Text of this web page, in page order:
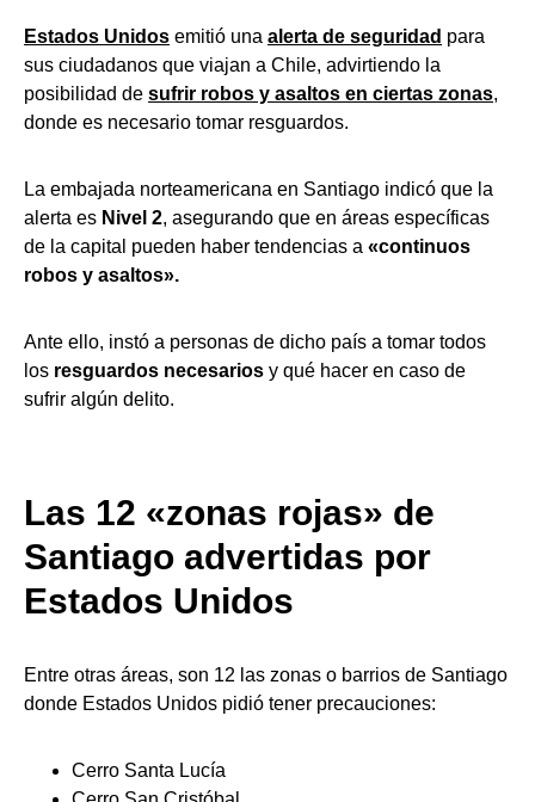
Estados Unidos emitió una alerta de seguridad para
sus ciudadanos que viajan a Chile, advirtiendo la
posibilidad de sufrir robos y asaltos en ciertas zonas,
donde es necesario tomar resguardos.
La embajada norteamericana en Santiago indicó que la
alerta es Nivel 2, asegurando que en áreas específicas
de la capital pueden haber tendencias a «continuos
robos y asaltos».
Ante ello, instó a personas de dicho país a tomar todos
los resguardos necesarios y qué hacer en caso de
sufrir algún delito.
Las 12 «zonas rojas» de
Santiago advertidas por
Estados Unidos
Entre otras áreas, son 12 las zonas o barrios de Santiago
donde Estados Unidos pidió tener precauciones:
Cerro Santa Lucía